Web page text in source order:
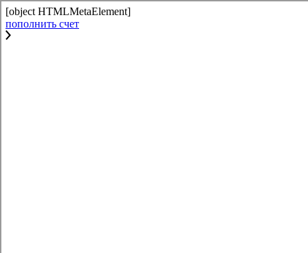
[object HTMLMetaElement]
пополнить счет